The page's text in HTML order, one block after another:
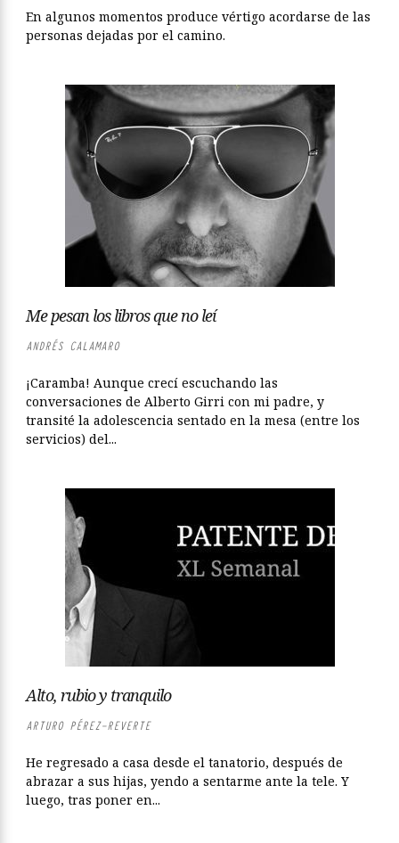
En algunos momentos produce vértigo acordarse de las
personas dejadas por el camino.
Me pesan los libros que no leí
ANDRÉS CALAMARO
¡Caramba! Aunque crecí escuchando las
conversaciones de Alberto Girri con mi padre, y
transité la adolescencia sentado en la mesa (entre los
servicios) del...
Alto, rubio y tranquilo
ARTURO PÉREZ-REVERTE
He regresado a casa desde el tanatorio, después de
abrazar a sus hijas, yendo a sentarme ante la tele. Y
luego, tras poner en...